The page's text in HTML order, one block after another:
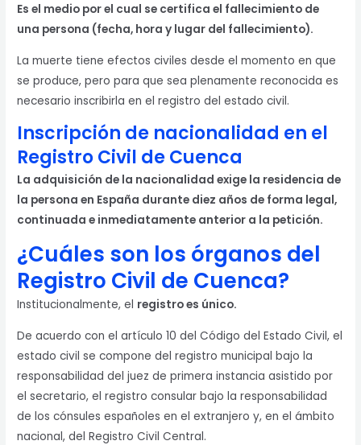
Es el medio por el cual se certifica el fallecimiento de
una persona (fecha, hora y lugar del fallecimiento).
La muerte tiene efectos civiles desde el momento en que
se produce, pero para que sea plenamente reconocida es
necesario inscribirla en el registro del estado civil.
Inscripción de nacionalidad en el
Registro Civil de Cuenca
La adquisición de la nacionalidad exige la residencia de
la persona en España durante diez años de forma legal,
continuada e inmediatamente anterior a la petición.
¿Cuáles son los órganos del
Registro Civil de Cuenca?
Institucionalmente, el registro es único.
De acuerdo con el artículo 10 del Código del Estado Civil, el
estado civil se compone del registro municipal bajo la
responsabilidad del juez de primera instancia asistido por
el secretario, el registro consular bajo la responsabilidad
de los cónsules españoles en el extranjero y, en el ámbito
nacional, del Registro Civil Central.